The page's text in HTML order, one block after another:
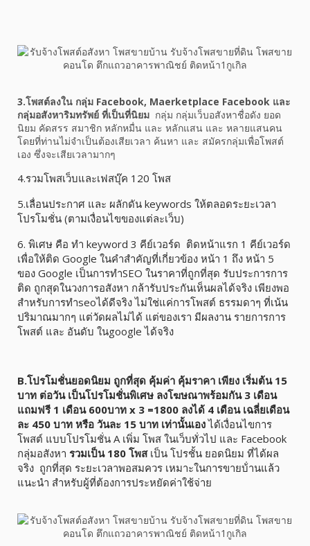
3.โพสต์ลงใน กลุ่ม Facebook, Maerketplace Facebook และ
กลุ่มอสังหาริมทรัพย์ ที่เป็นที่นิยม กลุ่ม กลุ่มเว็บอสังหาชื่อดัง ยอด
นิยม คัดสรร สมาชิก หลักหมื่น และ หลักแสน และ หลายแสนคน
โดยที่ท่านไม่จำเป็นต้องเสียเวลา ค้นหา และ สมัครกลุ่มเพื่อโพสต์
เอง ซึ่งจะเสียเวลามากๆ
4.รวมโพสเว็บและเฟสบุ๊ค 120 โพส
5.เลื่อนประกาศ และ ผลักดัน keywords ให้ตลอดระยะเวลา
โปรโมชั่น (ตามเงื่อนไขของแต่ละเว็บ)
6. พิเศษ คือ ทำ keyword 3 คีย์เวอร์ด ติดหน้าแรก 1 คีย์เวอร์ด
เพื่อให้ติด Google ในคำสำคัญที่เกี่ยวข้อง หน้า 1 ถึง หน้า 5
ของ Google เป็นการทำSEO ในราคาที่ถูกที่สุด รับประการการ
ติด ถูกสุดในวงการอสังหา กล้ารับประกันเห็นผลได้จริง เพียงพอ
สำหรับการทำseoได้ดีจริง ไม่ใช่แค่การโพสต์ ธรรมดาๆ ที่เน้น
ปริมาณมากๆ แต่วัดผลไม่ได้ แต่ของเรา มีผลงาน รายการการ
โพสต์ และ อันดับ ในgoogle ได้จริง
B.โปรโมชั่นยอดนิยม ถูกที่สุด คุ้มค่า คุ้มราคา เพียง เริ่มต้น 15
บาท ต่อวัน เป็นโปรโมชั่นพิเศษ ลงโฆษณาพร้อมกัน 3 เดือน
แถมฟรี 1 เดือน 600บาท x 3 =1800 ลงได้ 4 เดือน เฉลี่ยเดือน
ละ 450 บาท หรือ วันละ 15 บาท เท่านั้นเองได้เงื่อนไขการ
โพสต์ แบบโปรโมชั่น A เพิ่ม โพส ในเว็บทั่วไป และ Facebook
กลุ่มอสังหา รวมเป็น 180 โพสเป็น โปรชั้น ยอดนิยม ที่ได้ผล
จริง ถูกที่สุด ระยะเวลาพอสมควร เหมาะในการขายบ้่านแล้ว
แนะนำ สำหรับผู้ที่ต้องการประหยัดค่าใช้จ่าย